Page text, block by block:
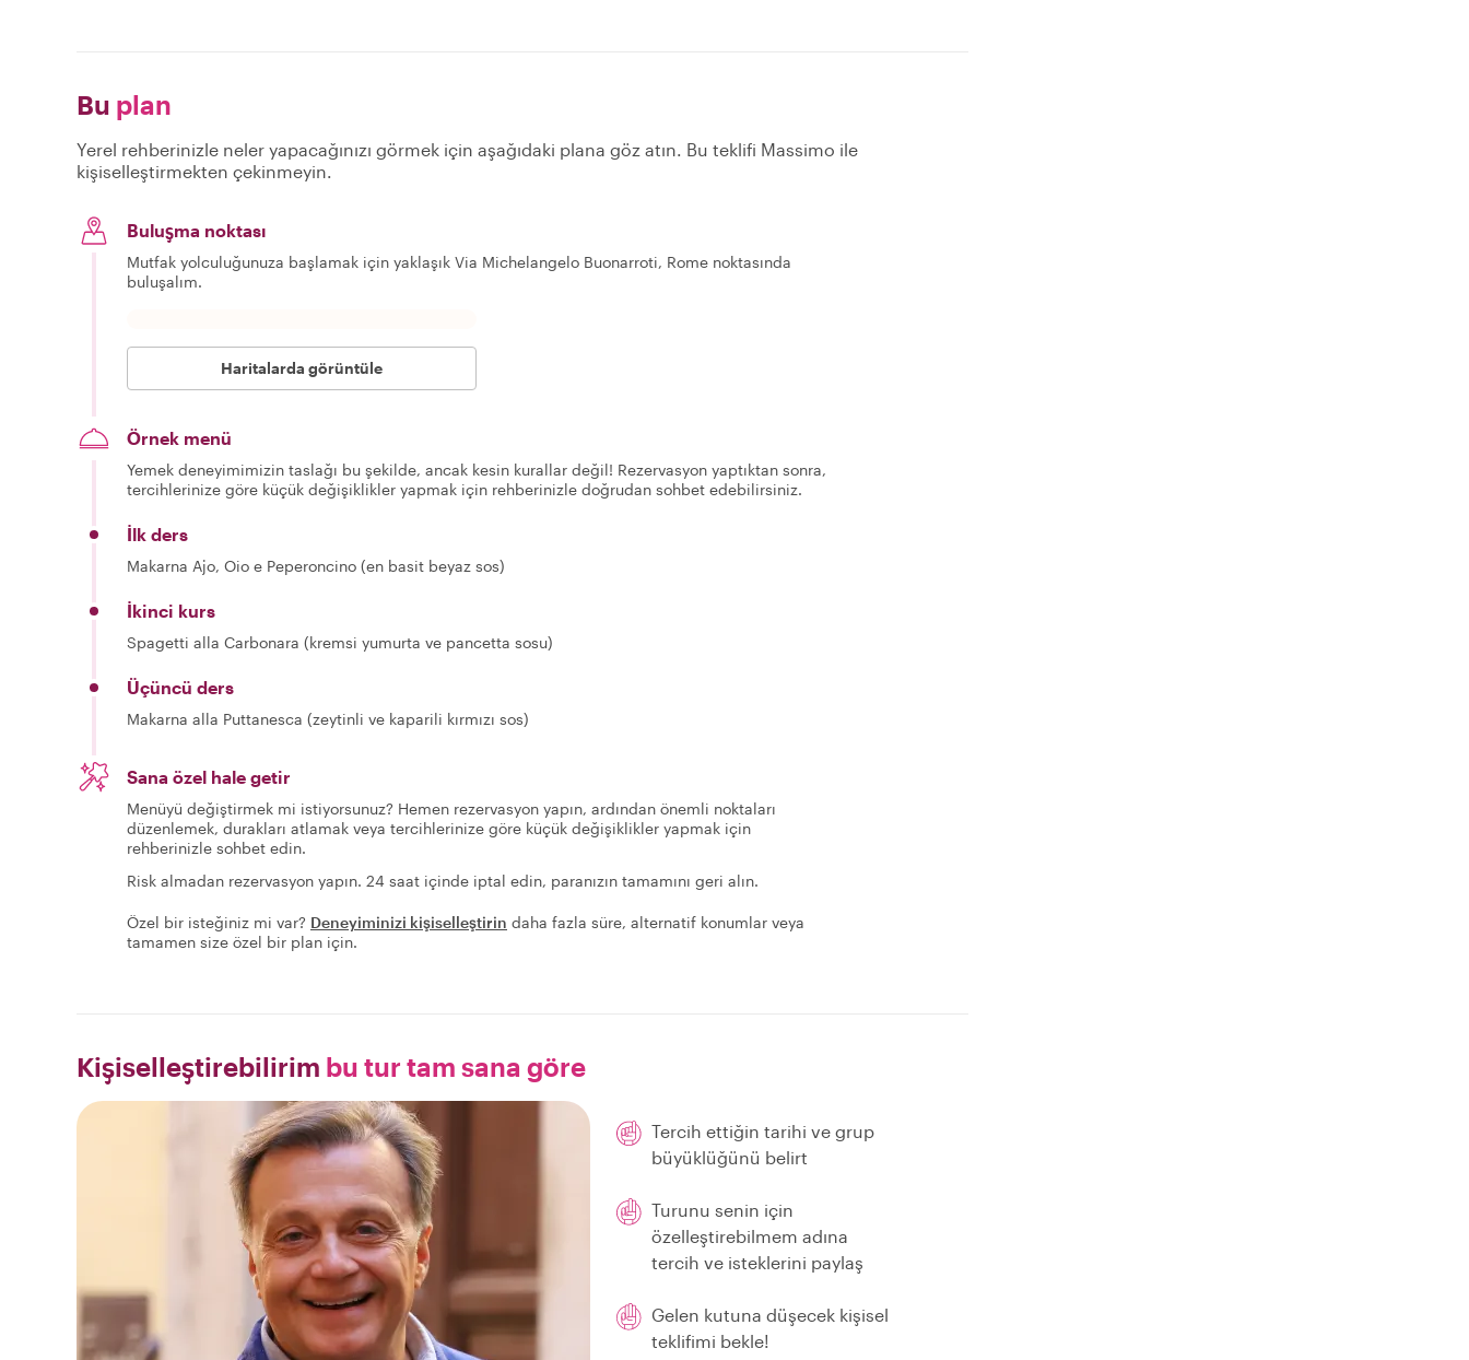
Bu plan
Yerel rehberinizle neler yapacağınızı görmek için aşağıdaki plana göz atın. Bu teklifi Massimo ile
kişiselleştirmekten çekinmeyin.
Buluşma noktası
Mutfak yolculuğunuza başlamak için yaklaşık Via Michelangelo Buonarroti, Rome noktasında
buluşalım.
Haritalarda görüntüle
Örnek menü
Yemek deneyimimizin taslağı bu şekilde, ancak kesin kurallar değil! Rezervasyon yaptıktan sonra,
tercihlerinize göre küçük değişiklikler yapmak için rehberinizle doğrudan sohbet edebilirsiniz.
İlk ders
Makarna Ajo, Oio e Peperoncino (en basit beyaz sos)
İkinci kurs
Spagetti alla Carbonara (kremsi yumurta ve pancetta sosu)
Üçüncü ders
Makarna alla Puttanesca (zeytinli ve kaparili kırmızı sos)
Sana özel hale getir
Menüyü değiştirmek mi istiyorsunuz? Hemen rezervasyon yapın, ardından önemli noktaları
düzenlemek, durakları atlamak veya tercihlerinize göre küçük değişiklikler yapmak için
rehberinizle sohbet edin.
Risk almadan rezervasyon yapın. 24 saat içinde iptal edin, paranızın tamamını geri alın.
Özel bir isteğiniz mi var? Deneyiminizi kişiselleştirin daha fazla süre, alternatif konumlar veya
tamamen size özel bir plan için.
Kişiselleştirebilirim bu tur tam sana göre
Tercih ettiğin tarihi ve grup
büyüklüğünü belirt
Turunu senin için
özelleştirebilmem adına
tercih ve isteklerini paylaş
Gelen kutuna düşecek kişisel
teklifimi bekle!